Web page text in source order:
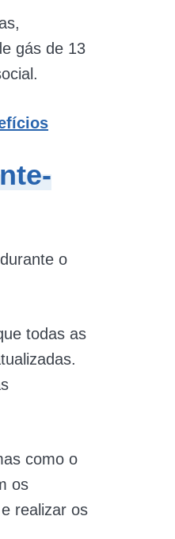
gás de 13
o
todas as
como o
os
realizar os